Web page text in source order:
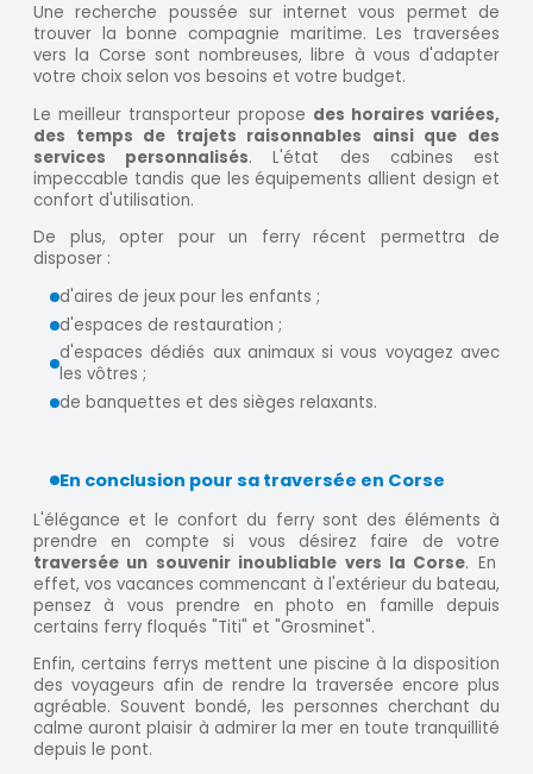
Une recherche poussée sur internet vous permet de
trouver la bonne compagnie maritime. Les traversées
vers la Corse sont nombreuses, libre à vous d'adapter
votre choix selon vos besoins et votre budget.
Le meilleur transporteur propose des horaires variées,
des temps de trajets raisonnables ainsi que des
services personnalisés. L'état des cabines est
impeccable tandis que les équipements allient design et
confort d'utilisation.
De plus, opter pour un ferry récent permettra de
disposer :
d'aires de jeux pour les enfants ;
d'espaces de restauration ;
d'espaces dédiés aux animaux si vous voyagez avec
les vôtres ;
de banquettes et des sièges relaxants.
En conclusion pour sa traversée en Corse
L'élégance et le confort du ferry sont des éléments à
prendre en compte si vous désirez faire de votre
traversée un souvenir inoubliable vers la Corse. En
effet, vos vacances commencant à l'extérieur du bateau,
pensez à vous prendre en photo en famille depuis
certains ferry floqués "Titi" et "Grosminet".
Enfin, certains ferrys mettent une piscine à la disposition
des voyageurs afin de rendre la traversée encore plus
agréable. Souvent bondé, les personnes cherchant du
calme auront plaisir à admirer la mer en toute tranquillité
depuis le pont.